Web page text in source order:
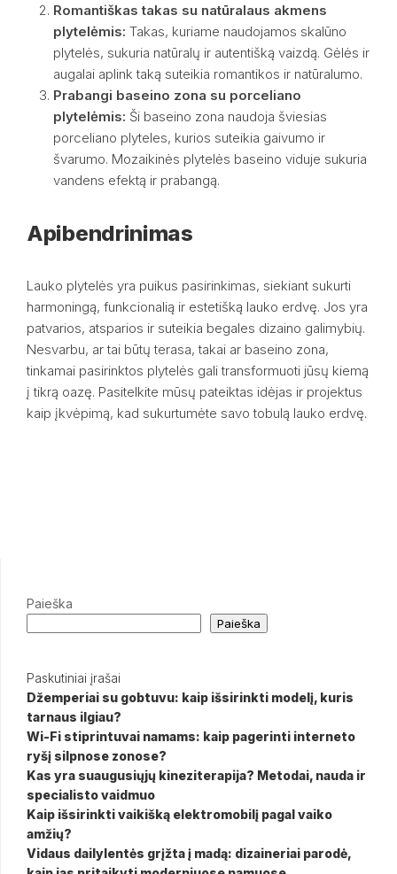
Romantiškas takas su natūralaus akmens
plytelėmis: Takas, kuriame naudojamos skalūno
plytelės, sukuria natūralų ir autentišką vaizdą. Gėlės ir
augalai aplink taką suteikia romantikos ir natūralumo.
Prabangi baseino zona su porceliano
plytelėmis: Ši baseino zona naudoja šviesias
porceliano plyteles, kurios suteikia gaivumo ir
švarumo. Mozaikinės plytelės baseino viduje sukuria
vandens efektą ir prabangą.
Apibendrinimas
Lauko plytelės yra puikus pasirinkimas, siekiant sukurti
harmoningą, funkcionalią ir estetišką lauko erdvę. Jos yra
patvarios, atsparios ir suteikia begales dizaino galimybių.
Nesvarbu, ar tai būtų terasa, takai ar baseino zona,
tinkamai pasirinktos plytelės gali transformuoti jūsų kiemą
į tikrą oazę. Pasitelkite mūsų pateiktas idėjas ir projektus
kaip įkvėpimą, kad sukurtumėte savo tobulą lauko erdvę.
Paieška
Paieška
Paskutiniai įrašai
Džemperiai su gobtuvu: kaip išsirinkti modelį, kuris
tarnaus ilgiau?
Wi-Fi stiprintuvai namams: kaip pagerinti interneto
ryšį silpnose zonose?
Kas yra suaugusiųjų kineziterapija? Metodai, nauda ir
specialisto vaidmuo
Kaip išsirinkti vaikišką elektromobilį pagal vaiko
amžių?
Vidaus dailylentės grįžta į madą: dizaineriai parodė,